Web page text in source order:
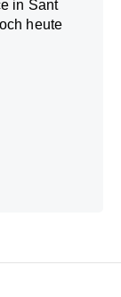
in Sant
heute